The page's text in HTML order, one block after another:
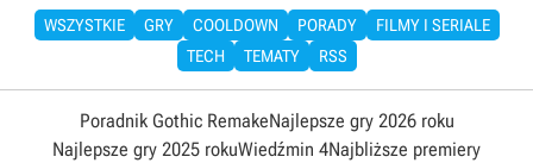
WSZYSTKIE GRY COOLDOWN PORADY
FILMY I SERIALE
TECH
TEMATY RSS
Poradnik Gothic RemakeNajlepsze gry 2026 roku
Najlepsze gry 2025 rokuWiedźmin 4Najbliższe premiery